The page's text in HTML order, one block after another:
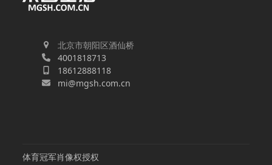
北京市朝阳区酒仙桥
4001818713
18612888118
mi@mgsh.com.cn
体育冠军肖像权授权